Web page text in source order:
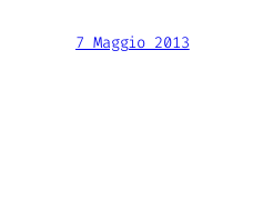
7 Maggio 2013